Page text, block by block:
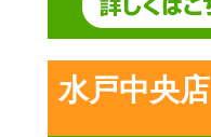
水戸中央店